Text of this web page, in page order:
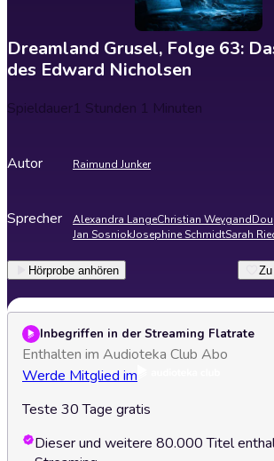
Dreamland Grusel, Folge 63:
des Edward Nicholsen
Spieldauer1 Stunden 1 Minuten
Autor Raimund Junker
Sprecher Alexandra LangeChristian Weygand
Jan SosniokJosephine SchmidtSarah
Hörprobe anhören
Inbegriffen in der Streaming Flatrate
Enthalten im Audioteka Club Abo
Werde Mitglied im
Teste 30 Tage gratis
Dieser und weitere 80.000 Titel